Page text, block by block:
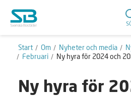
Start Om Nyheter och media
Februari
Ny hyra för 2024 och
Ny hyra för